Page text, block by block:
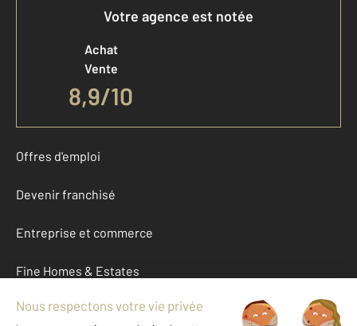
Votre agence est notée
Achat
Vente
8,9/10
Offres d'emploi
Devenir franchisé
Entreprise et commerce
Fine Homes & Estates
À propos